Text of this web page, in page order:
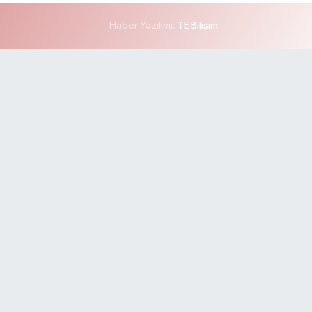
Haber Yazılımı: TE Bilişim